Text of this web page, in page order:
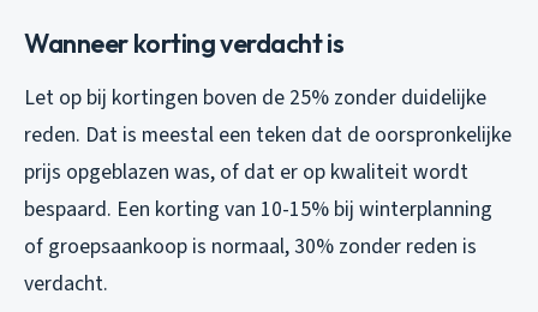
Wanneer korting verdacht is
Let op bij kortingen boven de 25% zonder duidelijke
reden. Dat is meestal een teken dat de oorspronkelijke
prijs opgeblazen was, of dat er op kwaliteit wordt
bespaard. Een korting van 10-15% bij winterplanning
of groepsaankoop is normaal, 30% zonder reden is
verdacht.